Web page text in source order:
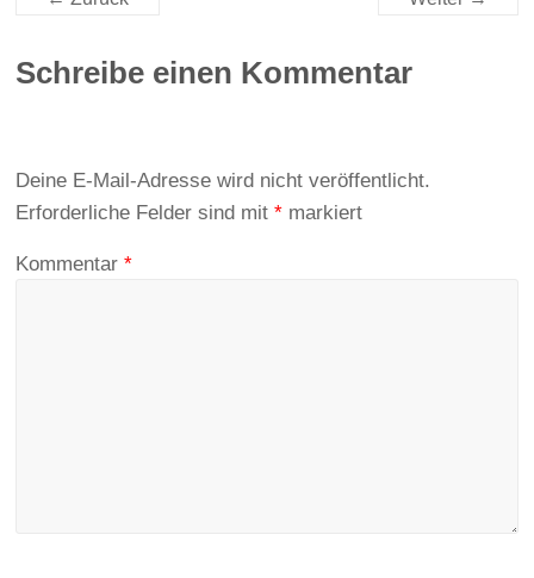
Schreibe einen Kommentar
Deine E-Mail-Adresse wird nicht veröffentlicht.
Erforderliche Felder sind mit* markiert
Kommentar*